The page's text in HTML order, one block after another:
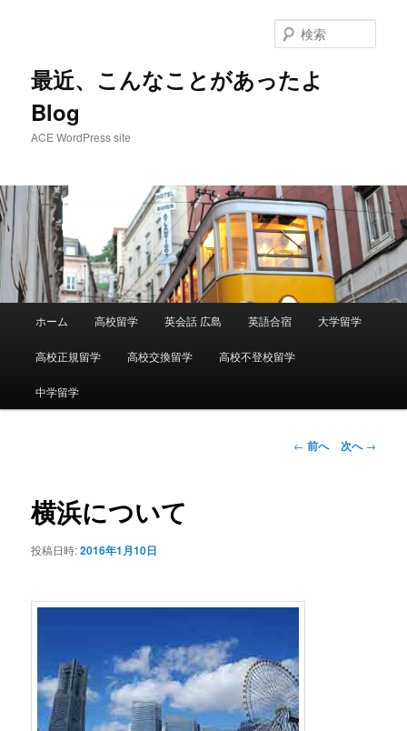
移
動
最近、こんなことがあったよ
Blog
ACE WordPress site
索
ュ
ホーム 高校留学 英会話 広島 英語合宿 大学留学
高校正規留学 高校交換留学 高校不登校留学
中学留学
投
← 前へ 次へ→
横浜について
投稿日時:2016年1月10日